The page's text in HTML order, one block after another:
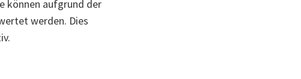
können aufgrund der
werden. Dies